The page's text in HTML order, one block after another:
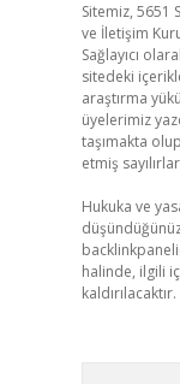
Sitemiz, 5651
ve İletişim
Sağlayıcı
sitedeki
araştırma
üyelerimiz
taşımakta
etmiş
Hukuka ve
halinde, ilgili
kaldırılacaktır.